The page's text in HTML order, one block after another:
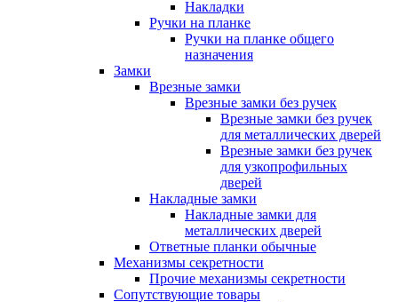
Накладки
Ручки на планке
Ручки на планке общего
назначения
Замки
Врезные замки
Врезные замки без ручек
Врезные замки без ручек
для металлических дверей
Врезные замки без ручек
для узкопрофильных
дверей
Накладные замки
Накладные замки для
металлических дверей
Ответные планки обычные
Механизмы секретности
Прочие механизмы секретности
Сопутствующие товары